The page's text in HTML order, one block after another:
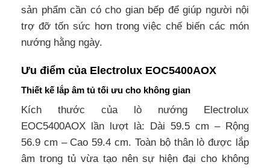
sản phẩm cần có cho gian bếp để giúp người nội
trợ đỡ tốn sức hơn trong việc chế biến các món
nướng hằng ngày.
Ưu điểm của Electrolux EOC5400AOX
Thiết kế lắp âm tủ tối ưu cho không gian
Kích thước của lò nướng Electrolux
EOC5400AOX lần lượt là: Dài 59.5 cm – Rộng
56.9 cm – Cao 59.4 cm. Toàn bộ thân lò được lắp
âm trong tủ vừa tạo nên sự hiện đại cho không